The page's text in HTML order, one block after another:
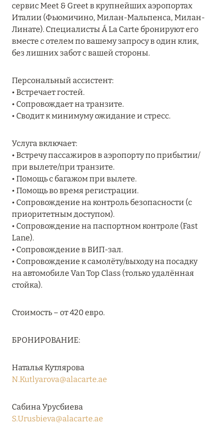
27 сентября 2024
HÔTEL BARRIÈRE LES NEIGES
27 сентября 2024
RIXOS PREMIUM SAADIYAT ISLAND ABU DHABI:
ЭКСКЛЮЗИВНО»
Подробнее
20 августа 2024
ВЫГОДНАЯ АРИФМЕТИКА ОТ ULTIMA GSTAAD
И ULTIMA COURCHEVEL
Подробнее
08 августа 2024
ONE&ONLY PORTONOVI: В АВГУСТЕ ПО
СПЕЦИАЛЬНЫМ ЦЕНАМ
Подробнее
сервис Meet & Greet в крупнейших аэропортах
Италии (Фьюмичино, Милан-Мальпенса, Милан-
Линате). Специалисты Á La Carte бронируют его
вместе с отелем по вашему запросу в один клик,
без лишних забот с вашей стороны.
Персональный ассистент:
• Встречает гостей.
• Сопровождает на транзите.
• Сводит к минимуму ожидание и стресс.
Услуга включает:
• Встречу пассажиров в аэропорту по прибытии/
при вылете/при транзите.
• Помощь с багажом при вылете.
• Помощь во время регистрации.
• Сопровождение на контроль безопасности (с
приоритетным доступом).
• Сопровождение на паспортном контроле (Fast
Lane).
• Сопровождение в ВИП-зал.
• Сопровождение к самолёту/выходу на посадку
на автомобиле Van Top Class (только удалённая
стойка).
Стоимость – от 420 евро.
БРОНИРОВАНИЕ:
Наталья Кутлярова
N.Kutlyarova@alacarte.ae
Сабина Урусбиева
S.Urusbieva@alacarte.ae